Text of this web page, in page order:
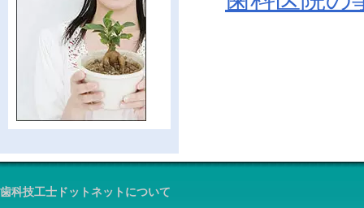
歯科技工士ドットネットについて